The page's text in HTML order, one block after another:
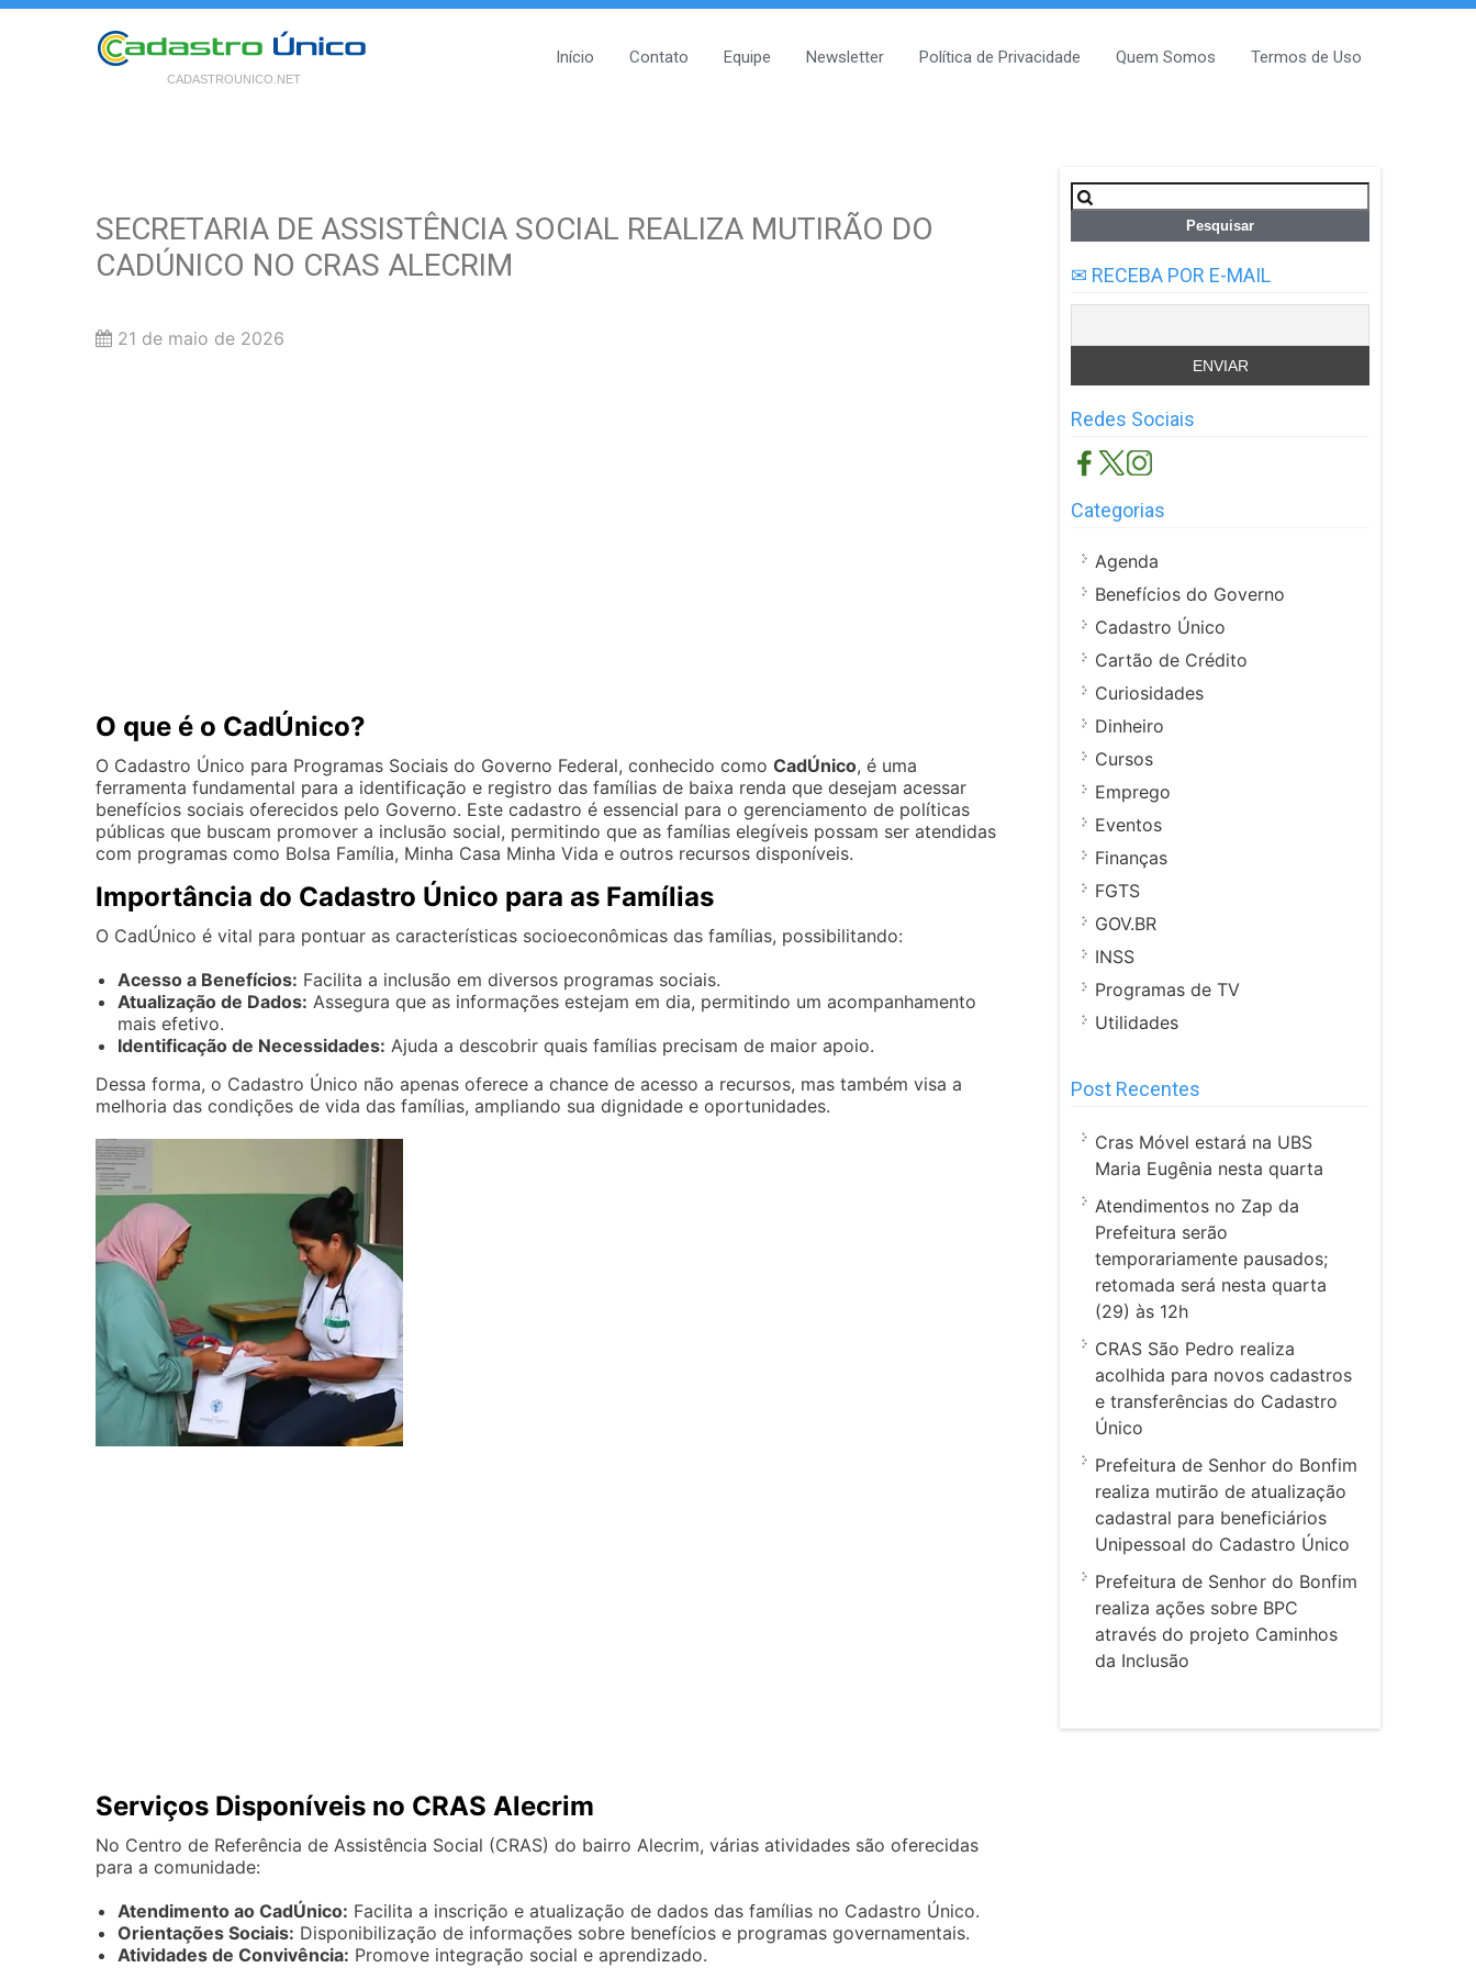
CADASTROUNICO.NET
Início Contato Equipe Newsletter Política de Privacidade Quem Somos Termos de Uso
SECRETARIA DE ASSISTÊNCIA SOCIAL REALIZA MUTIRÃO DO
CADÚNICO NO CRAS ALECRIM
21 de maio de 2026
O que é o CadÚnico?
O Cadastro Único para Programas Sociais do Governo Federal, conhecido como CadÚnico, é uma
ferramenta fundamental para a identificação e registro das famílias de baixa renda que desejam acessar
benefícios sociais oferecidos pelo Governo. Este cadastro é essencial para o gerenciamento de políticas
públicas que buscam promover a inclusão social, permitindo que as famílias elegíveis possam ser atendidas
com programas como Bolsa Família, Minha Casa Minha Vida e outros recursos disponíveis.
Importância do Cadastro Único para as Famílias
O CadÚnico é vital para pontuar as características socioeconômicas das famílias, possibilitando:
Acesso a Benefícios: Facilita a inclusão em diversos programas sociais.
Atualização de Dados: Assegura que as informações estejam em dia, permitindo um acompanhamento
mais efetivo.
Identificação de Necessidades: Ajuda a descobrir quais famílias precisam de maior apoio.
Dessa forma, o Cadastro Único não apenas oferece a chance de acesso a recursos, mas também visa a
melhoria das condições de vida das famílias, ampliando sua dignidade e oportunidades.
Serviços Disponíveis no CRAS Alecrim
No Centro de Referência de Assistência Social (CRAS) do bairro Alecrim, várias atividades são oferecidas
para a comunidade:
Atendimento ao CadÚnico: Facilita a inscrição e atualização de dados das famílias no Cadastro Único.
Orientações Sociais: Disponibilização de informações sobre benefícios e programas governamentais.
Atividades de Convivência: Promove integração social e aprendizado.
Pesquisar
por:
✉ RECEBA POR E-MAIL
Redes Sociais
Categorias
Agenda
Benefícios do Governo
Cadastro Único
Cartão de Crédito
Curiosidades
Dinheiro
Cursos
Emprego
Eventos
Finanças
FGTS
GOV.BR
INSS
Programas de TV
Utilidades
Post Recentes
Cras Móvel estará na UBS
Maria Eugênia nesta quarta
Atendimentos no Zap da
Prefeitura serão
temporariamente pausados;
retomada será nesta quarta
(29) às 12h
CRAS São Pedro realiza
acolhida para novos cadastros
e transferências do Cadastro
Único
Prefeitura de Senhor do Bonfim
realiza mutirão de atualização
cadastral para beneficiários
Unipessoal do Cadastro Único
Prefeitura de Senhor do Bonfim
realiza ações sobre BPC
através do projeto Caminhos
da Inclusão